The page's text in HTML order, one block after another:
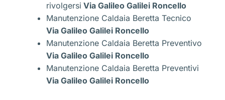
rivolgersi Via Galileo Galilei Roncello
Manutenzione Caldaia Beretta Tecnico
Via Galileo Galilei Roncello
Manutenzione Caldaia Beretta Preventivo
Via Galileo Galilei Roncello
Manutenzione Caldaia Beretta Preventivi
Via Galileo Galilei Roncello